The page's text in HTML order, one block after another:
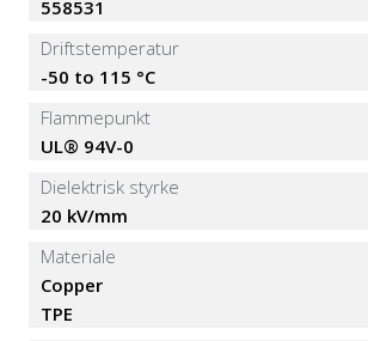
558531
Driftstemperatur
-50 to 115 °C
Flammepunkt
UL® 94V-0
Dielektrisk styrke
20 kV/mm
Materiale
Copper
TPE